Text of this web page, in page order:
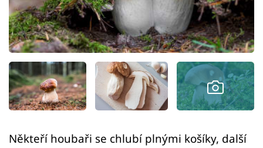
Přihlášení
Sledujte nás
Někteří houbaři se chlubí plnými košíky, další